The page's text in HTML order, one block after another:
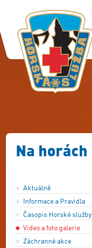
Na horách
Aktuálně
Informace a Pravidla
Časopis Horské služby
Video a foto galerie
Záchranné akce